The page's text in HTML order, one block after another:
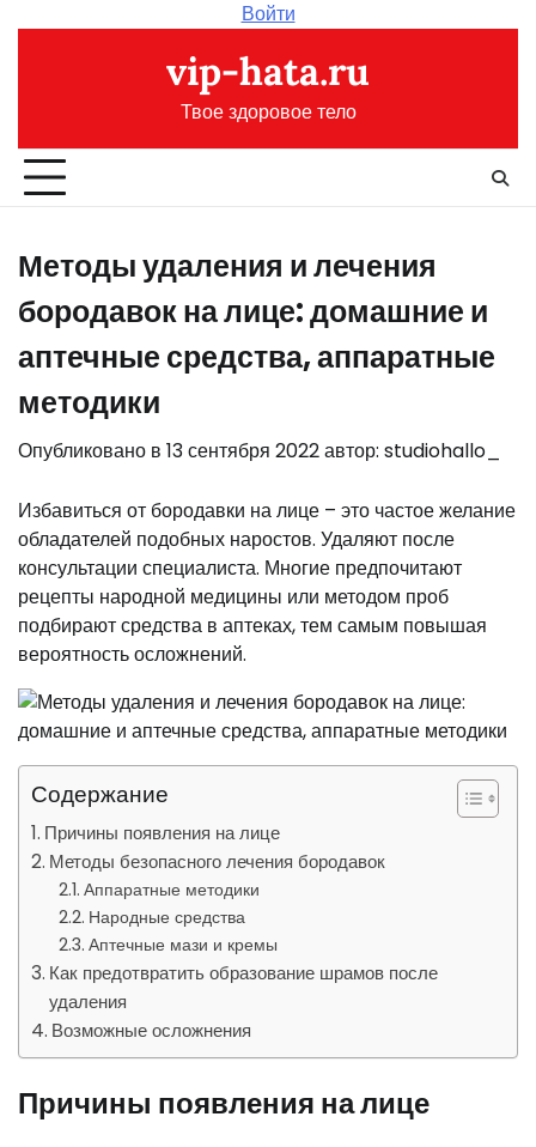
Войти
vip-hata.ru
Твое здоровое тело
Методы удаления и лечения
бородавок на лице: домашние и
аптечные средства, аппаратные
методики
Опубликовано в 13 сентября 2022автор: studiohallo_
Избавиться от бородавки на лице – это частое желание
обладателей подобных наростов. Удаляют после
консультации специалиста. Многие предпочитают
рецепты народной медицины или методом проб
подбирают средства в аптеках, тем самым повышая
вероятность осложнений.
Содержание
Причины появления на лице
Методы безопасного лечения бородавок
Аппаратные методики
Народные средства
Аптечные мази и кремы
Как предотвратить образование шрамов после
удаления
Возможные осложнения
Причины появления на лице